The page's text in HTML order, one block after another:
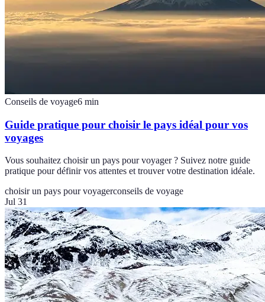
Conseils de voyage6 min
Guide pratique pour choisir le pays idéal pour vos
voyages
Vous souhaitez choisir un pays pour voyager ? Suivez notre guide
pratique pour définir vos attentes et trouver votre destination idéale.
choisir un pays pour voyagerconseils de voyage
Jul 31